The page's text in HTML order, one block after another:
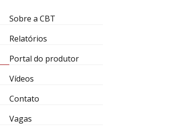
Sobre a CBT
Relatórios
Portal do produtor
Vídeos
Contato
Vagas